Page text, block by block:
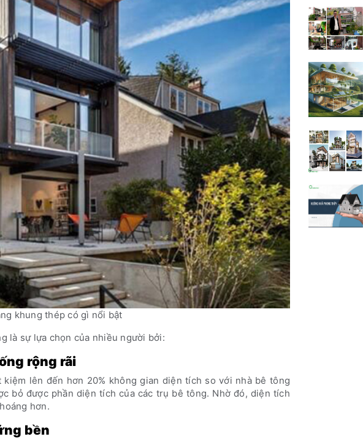
khung thép có gì nổi bật
là sự lựa chọn của nhiều người bởi:
rộng rãi
lên đến hơn 20% không gian diện tích so với nhà bê tông
bỏ được phần diện tích của các trụ bê tông. Nhờ đó, diện tích
hơn.
bền